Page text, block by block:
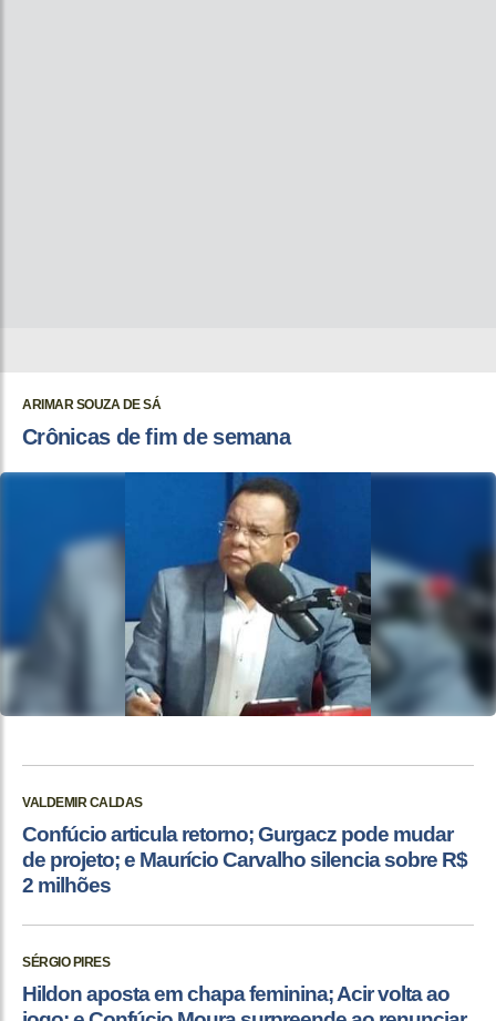
ARIMAR SOUZA DE SÁ
Crônicas de fim de semana
VALDEMIR CALDAS
Confúcio articula retorno; Gurgacz pode mudar
de projeto; e Maurício Carvalho silencia sobre R$
2 milhões
SÉRGIO PIRES
Hildon aposta em chapa feminina; Acir volta ao